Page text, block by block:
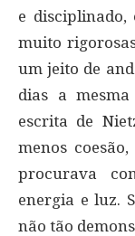
e
muito
um jeito de
dias a
escrita de
menos
procurava
energia e luz.
não tão